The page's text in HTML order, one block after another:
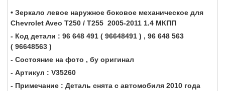
• Зеркало левое наружное боковое механическое для
Chevrolet Aveo T250 / T255 2005-2011 1.4 МКПП
- Код детали : 96 648 491 ( 96648491 ) , 96 648 563
( 96648563 )
- Состояние на фото , бу оригинал
- Артикул : V35260
- Примечание : Деталь снята с автомобиля 2010 года